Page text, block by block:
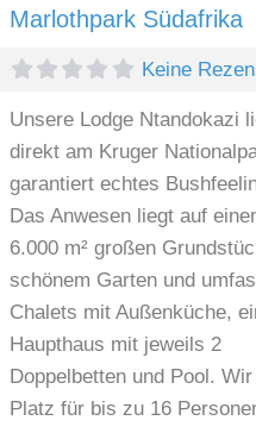
Marlothpark Südafrika
Keine
Unsere Lodge Ntandokazi
direkt am Kruger
garantiert echtes
Das Anwesen liegt auf
6.000 m² großen
schönem Garten und
Chalets mit Außenküche,
Haupthaus mit jeweils 2
Doppelbetten und Pool.
Platz für bis zu 16